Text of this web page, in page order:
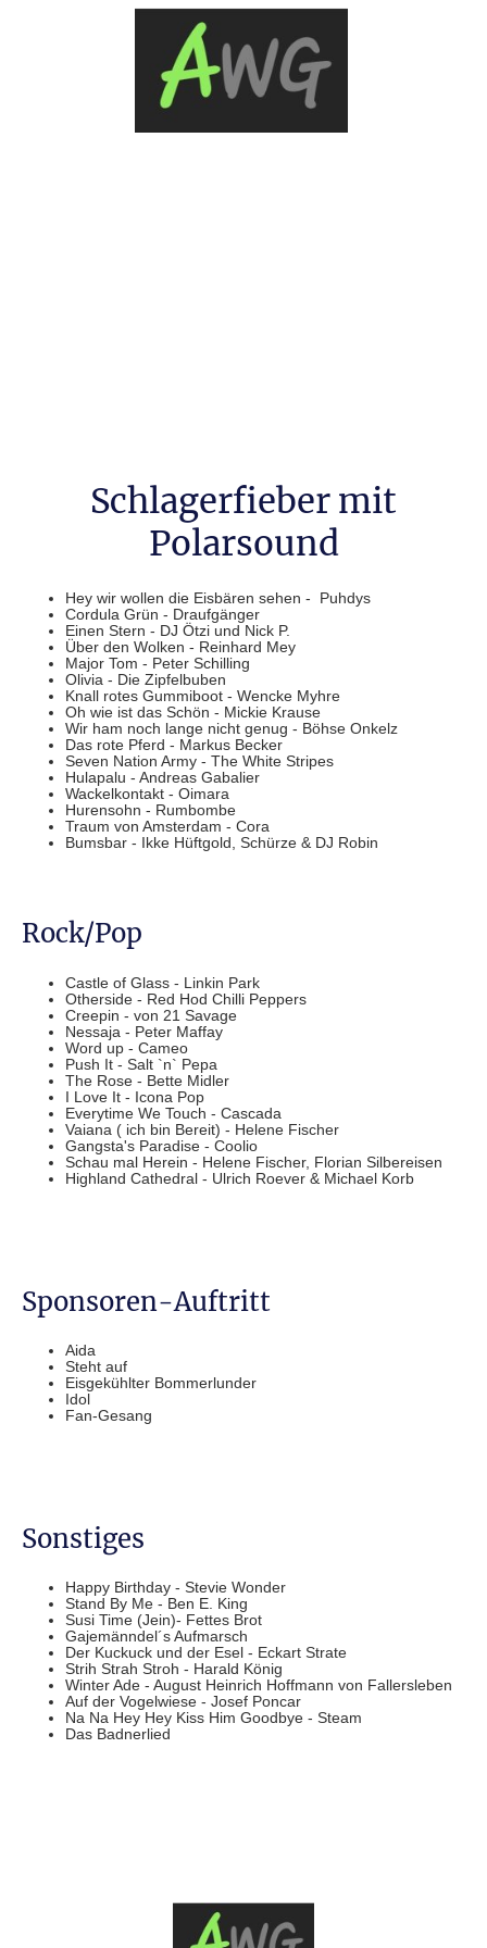
Schlagerfieber mit
Polarsound
Hey wir wollen die Eisbären sehen - Puhdys
Cordula Grün - Draufgänger
Einen Stern - DJ Ötzi und Nick P.
Über den Wolken - Reinhard Mey
Major Tom - Peter Schilling
Olivia - Die Zipfelbuben
Knall rotes Gummiboot - Wencke Myhre
Oh wie ist das Schön - Mickie Krause
Wir ham noch lange nicht genug - Böhse Onkelz
Das rote Pferd - Markus Becker
Seven Nation Army - The White Stripes
Hulapalu - Andreas Gabalier
Wackelkontakt - Oimara
Hurensohn - Rumbombe
Traum von Amsterdam - Cora
Bumsbar - Ikke Hüftgold, Schürze & DJ Robin
Rock/Pop
Castle of Glass - Linkin Park
Otherside - Red Hod Chilli Peppers
Creepin - von 21 Savage
Nessaja - Peter Maffay
Word up - Cameo
Push It - Salt `n` Pepa
The Rose - Bette Midler
I Love It - Icona Pop
Everytime We Touch - Cascada
Vaiana ( ich bin Bereit) - Helene Fischer
Gangsta's Paradise - Coolio
Schau mal Herein - Helene Fischer, Florian Silbereisen
Highland Cathedral - Ulrich Roever & Michael Korb
Sponsoren-Auftritt
Aida
Steht auf
Eisgekühlter Bommerlunder
Idol
Fan-Gesang
Sonstiges
Happy Birthday - Stevie Wonder
Stand By Me - Ben E. King
Susi Time (Jein)- Fettes Brot
Gajemänndel´s Aufmarsch
Der Kuckuck und der Esel - Eckart Strate
Strih Strah Stroh - Harald König
Winter Ade - August Heinrich Hoffmann von Fallersleben
Auf der Vogelwiese - Josef Poncar
Na Na Hey Hey Kiss Him Goodbye - Steam
Das Badnerlied